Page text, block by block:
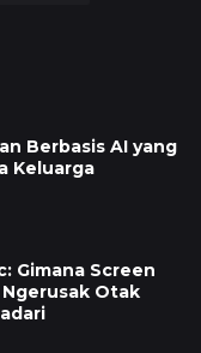
Berbasis AI yang
Keluarga
Gimana Screen
Otak